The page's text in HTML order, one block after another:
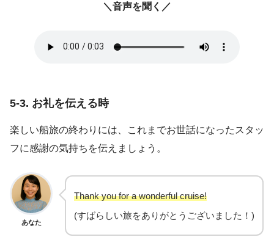
＼音声を聞く／
5-3. お礼を伝える時
楽しい船旅の終わりには、これまでお世話になったスタッ
フに感謝の気持ちを伝えましょう。
あなた
Thank you for a wonderful cruise!
(すばらしい旅をありがとうございました！)